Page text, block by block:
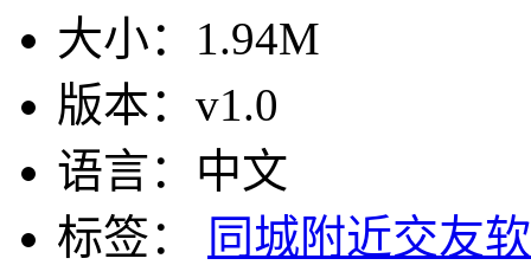
大小： 1.94M
版本： v1.0
语言： 中文
标签：
同城附近交友